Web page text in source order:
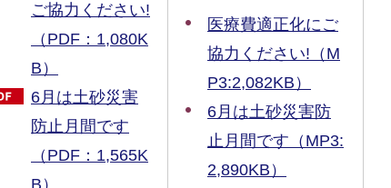
ご協力ください!
（PDF：1,080K
B）
6月は土砂災害
防止月間です
（PDF：1,565K
医療費適正化にご
協力ください!（M
P3:2,082KB）
6月は土砂災害防
止月間です（MP3:
2,890KB）